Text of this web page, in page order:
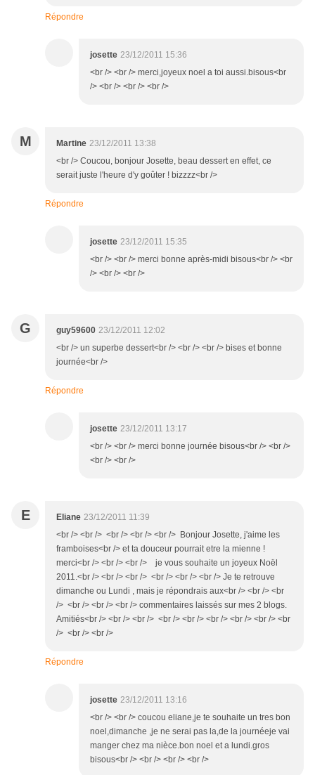
Répondre
josette 23/12/2011 15:36
<br /> <br /> merci,joyeux noel a toi aussi.bisous<br
/> <br /> <br /> <br />
M Martine 23/12/2011 13:38
<br /> Coucou, bonjour Josette, beau dessert en effet, ce
serait juste l'heure d'y goûter ! bizzzz<br />
Répondre
josette 23/12/2011 15:35
<br /> <br /> merci bonne après-midi bisous<br /> <br
/> <br /> <br />
G guy59600 23/12/2011 12:02
<br /> un superbe dessert<br /> <br /> <br /> bises et bonne
journée<br />
Répondre
josette 23/12/2011 13:17
<br /> <br /> merci bonne journée bisous<br /> <br />
<br /> <br />
E Eliane 23/12/2011 11:39
<br /> <br /> <br /> <br /> <br /> Bonjour Josette, j'aime les
framboises<br /> et ta douceur pourrait etre la mienne !
merci<br /> <br /> <br /> je vous souhaite un joyeux Noël
2011.<br /> <br /> <br /> <br /> <br /> <br /> Je te retrouve
dimanche ou Lundi , mais je répondrais aux<br /> <br /> <br
/> <br /> <br /> <br /> commentaires laissés sur mes 2 blogs.
Amitiés<br /> <br /> <br /> <br /> <br /> <br /> <br /> <br /> <br
/> <br /> <br />
Répondre
josette 23/12/2011 13:16
<br /> <br /> coucou eliane,je te souhaite un tres bon
noel,dimanche ,je ne serai pas la,de la journéeje vai
manger chez ma nièce.bon noel et a lundi.gros
bisous<br /> <br /> <br /> <br />